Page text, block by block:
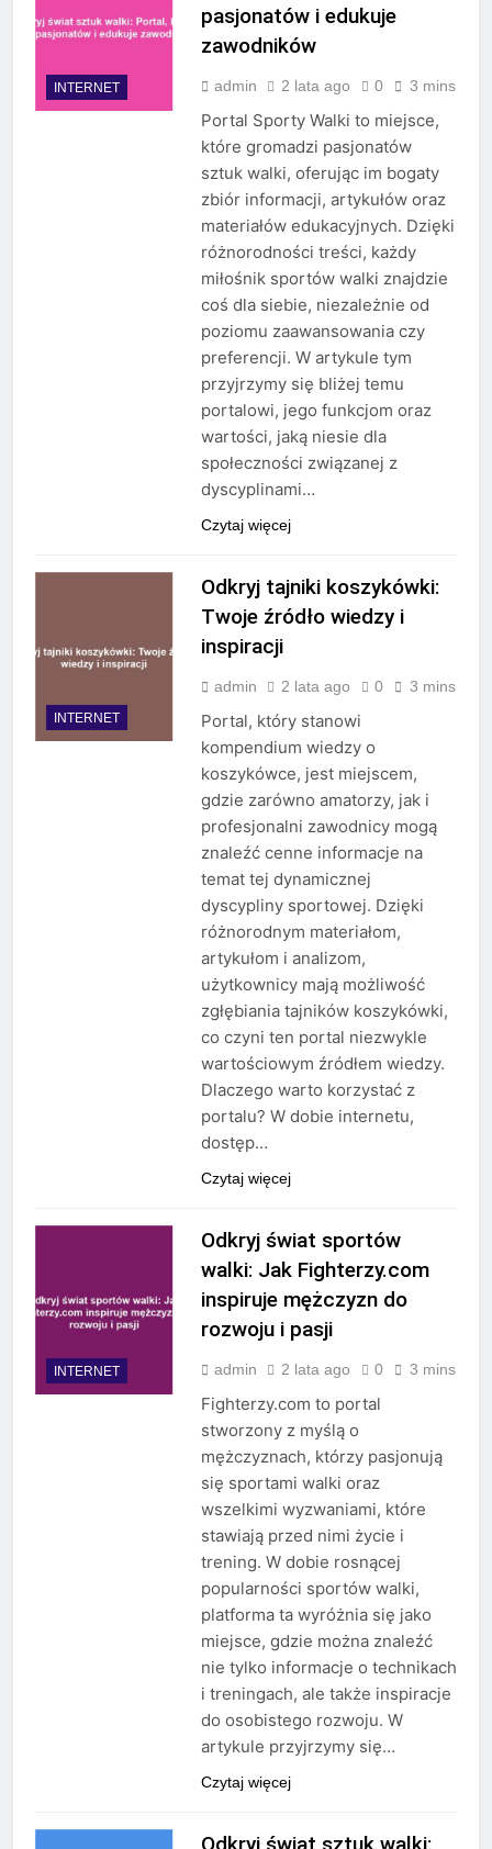
INTERNET
pasjonatów i edukuje
zawodników
admin 2 lata ago 0 3 mins
Portal Sporty Walki to miejsce,
które gromadzi pasjonatów
sztuk walki, oferując im bogaty
zbiór informacji, artykułów oraz
materiałów edukacyjnych. Dzięki
różnorodności treści, każdy
miłośnik sportów walki znajdzie
coś dla siebie, niezależnie od
poziomu zaawansowania czy
preferencji. W artykule tym
przyjrzymy się bliżej temu
portalowi, jego funkcjom oraz
wartości, jaką niesie dla
społeczności związanej z
dyscyplinami…
Czytaj więcej
INTERNET
Odkryj tajniki koszykówki:
Twoje źródło wiedzy i
inspiracji
admin 2 lata ago 0 3 mins
Portal, który stanowi
kompendium wiedzy o
koszykówce, jest miejscem,
gdzie zarówno amatorzy, jak i
profesjonalni zawodnicy mogą
znaleźć cenne informacje na
temat tej dynamicznej
dyscypliny sportowej. Dzięki
różnorodnym materiałom,
artykułom i analizom,
użytkownicy mają możliwość
zgłębiania tajników koszykówki,
co czyni ten portal niezwykle
wartościowym źródłem wiedzy.
Dlaczego warto korzystać z
portalu? W dobie internetu,
dostęp…
Czytaj więcej
INTERNET
Odkryj świat sportów
walki: Jak Fighterzy.com
inspiruje mężczyzn do
rozwoju i pasji
admin 2 lata ago 0 3 mins
Fighterzy.com to portal
stworzony z myślą o
mężczyznach, którzy pasjonują
się sportami walki oraz
wszelkimi wyzwaniami, które
stawiają przed nimi życie i
trening. W dobie rosnącej
popularności sportów walki,
platforma ta wyróżnia się jako
miejsce, gdzie można znaleźć
nie tylko informacje o technikach
i treningach, ale także inspiracje
do osobistego rozwoju. W
artykule przyjrzymy się…
Czytaj więcej